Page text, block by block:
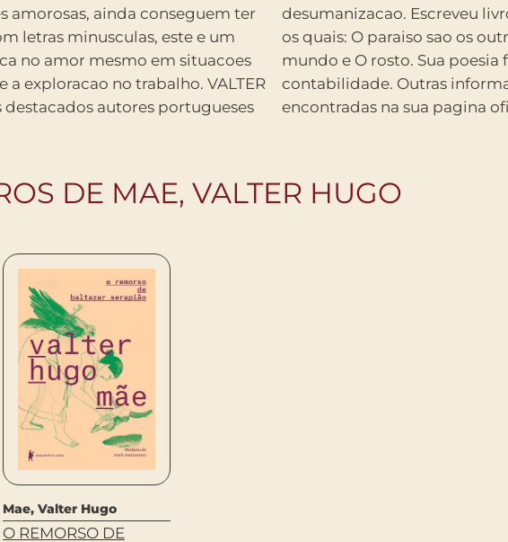
amorosas, ainda conseguem ter
letras minusculas, este e um
no amor mesmo em situacoes
no trabalho. VALTER
destacados autores portugueses
para todas as idades, entre
As mais belas coisas do
foi reunida no volume
sobre o autor podem ser
encontradas na sua pagina
DE MAE, VALTER HUGO
Mae, Valter Hugo
O REMORSO DE